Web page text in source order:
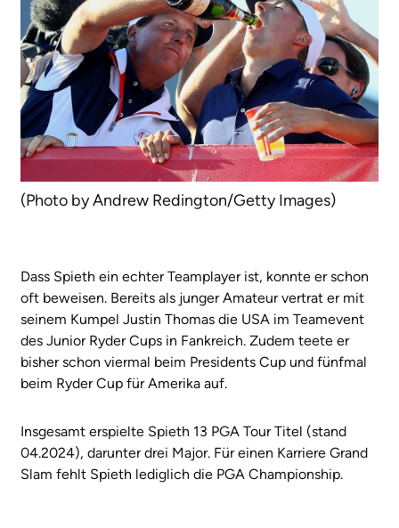
(Photo by Andrew Redington/Getty Images)
Dass Spieth ein echter Teamplayer ist, konnte er schon
oft beweisen. Bereits als junger Amateur vertrat er mit
seinem Kumpel Justin Thomas die USA im Teamevent
des Junior Ryder Cups in Fankreich. Zudem teete er
bisher schon viermal beim Presidents Cup und fünfmal
beim Ryder Cup für Amerika auf.
Insgesamt erspielte Spieth 13 PGA Tour Titel (stand
04.2024), darunter drei Major. Für einen Karriere Grand
Slam fehlt Spieth lediglich die PGA Championship.